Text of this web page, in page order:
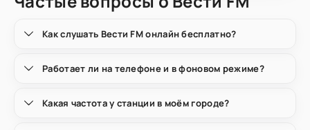
Как слушать Вести FM онлайн бесплатно?
Работает ли на телефоне и в фоновом режиме?
Какая частота у станции в моём городе?